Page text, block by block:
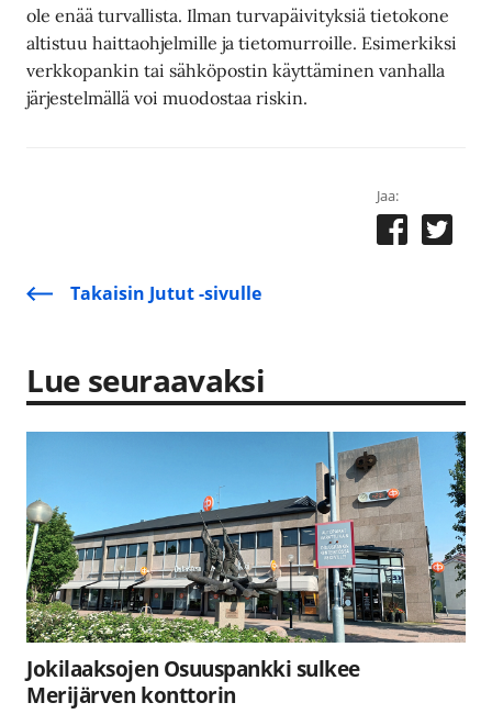
ole enää turvallista. Ilman turvapäivityksiä tietokone
altistuu haittaohjelmille ja tietomurroille. Esimerkiksi
verkkopankin tai sähköpostin käyttäminen vanhalla
järjestelmällä voi muodostaa riskin.
Jaa:
Takaisin Jutut -sivulle
Lue seuraavaksi
Jokilaaksojen Osuuspankki sulkee
Merijärven konttorin